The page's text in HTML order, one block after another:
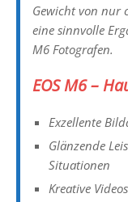
Gewicht von nur
eine sinnvolle
M6 Fotografen.
EOS M6 –
Exzellente
Glänzende
Situationen
Kreative